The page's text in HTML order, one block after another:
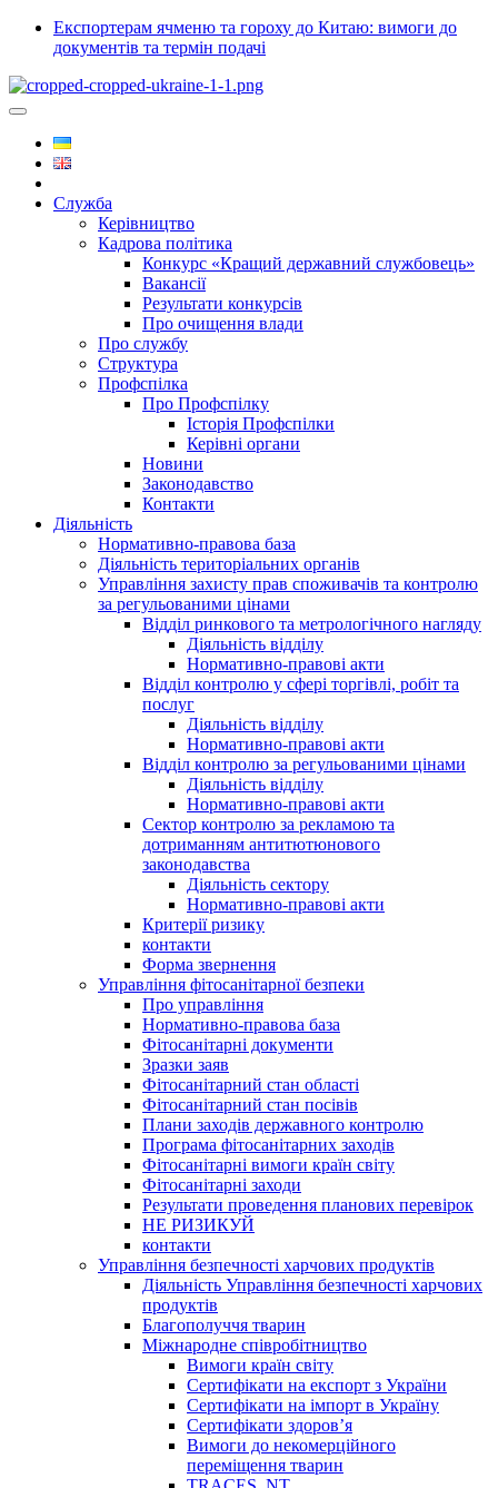
Експортерам ячменю та гороху до Китаю: вимоги до
документів та термін подачі
Служба
Керівництво
Кадрова політика
Конкурс «Кращий державний службовець»
Вакансії
Результати конкурсів
Про очищення влади
Про службу
Структура
Профспілка
Про Профспілку
Історія Профспілки
Керівні органи
Новини
Законодавство
Контакти
Діяльність
Нормативно-правова база
Діяльність територіальних органів
Управління захисту прав споживачів та контролю
за регульованими цінами
Відділ ринкового та метрологічного нагляду
Діяльність відділу
Нормативно-правові акти
Відділ контролю у сфері торгівлі, робіт та
послуг
Діяльність відділу
Нормативно-правові акти
Відділ контролю за регульованими цінами
Діяльність відділу
Нормативно-правові акти
Сектор контролю за рекламою та
дотриманням антитютюнового
законодавства
Діяльність сектору
Нормативно-правові акти
Критерії ризику
контакти
Форма звернення
Управління фітосанітарної безпеки
Про управління
Нормативно-правова база
Фітосанітарні документи
Зразки заяв
Фітосанітарний стан області
Фітосанітарний стан посівів
Плани заходів державного контролю
Програма фітосанітарних заходів
Фітосанітарні вимоги країн світу
Фітосанітарні заходи
Результати проведення планових перевірок
НЕ РИЗИКУЙ
контакти
Управління безпечності харчових продуктів
Діяльність Управління безпечності харчових
продуктів
Благополуччя тварин
Міжнародне співробітництво
Вимоги країн світу
Сертифікати на експорт з України
Сертифікати на імпорт в Україну
Сертифікати здоров’я
Вимоги до некомерційного
переміщення тварин